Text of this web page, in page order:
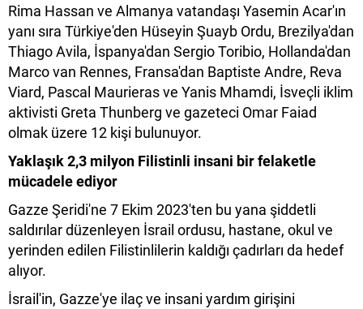
Rima Hassan ve Almanya vatandaşı Yasemin Acar'ın
yanı sıra Türkiye'den Hüseyin Şuayb Ordu, Brezilya'dan
Thiago Avila, İspanya'dan Sergio Toribio, Hollanda'dan
Marco van Rennes, Fransa'dan Baptiste Andre, Reva
Viard, Pascal Maurieras ve Yanis Mhamdi, İsveçli iklim
aktivisti Greta Thunberg ve gazeteci Omar Faiad
olmak üzere 12 kişi bulunuyor.
Yaklaşık 2,3 milyon Filistinli insani bir felaketle
mücadele ediyor
Gazze Şeridi'ne 7 Ekim 2023'ten bu yana şiddetli
saldırılar düzenleyen İsrail ordusu, hastane, okul ve
yerinden edilen Filistinlilerin kaldığı çadırları da hedef
alıyor.
İsrail'in, Gazze'ye ilaç ve insani yardım girişini